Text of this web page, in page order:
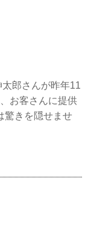
郎さんが昨年11
お客さんに提供
驚きを隠せませ